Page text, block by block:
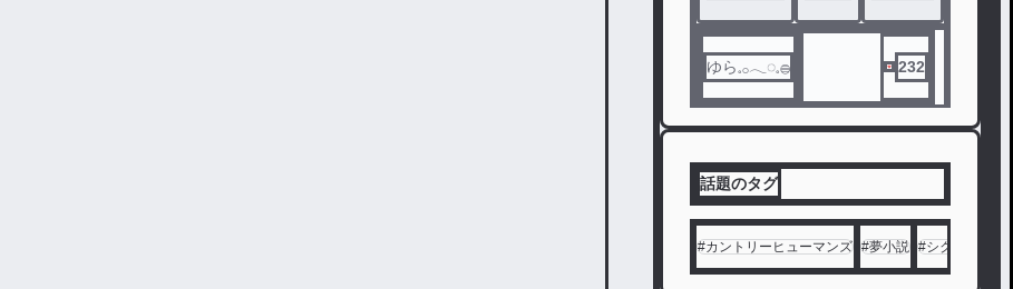
ゆら𓈒𓂂𓂃◌𓈒𓐍 232
話題のタグ
#カントリーヒューマンズ #夢小説 #シクフォニ